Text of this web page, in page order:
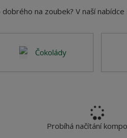
na zoubek? V naší
Čokolády
Probíhá načítání